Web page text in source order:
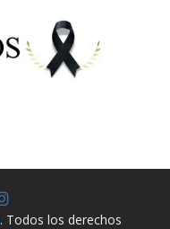
. Todos los derechos